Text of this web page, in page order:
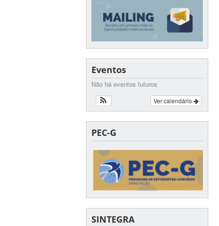
Eventos
Não há eventos futuros
Ver calendário
PEC-G
SINTEGRA